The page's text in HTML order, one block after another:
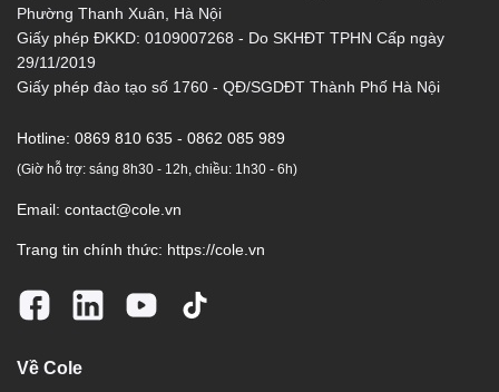
Phường Thanh Xuân, Hà Nội
Giấy phép ĐKKD: 0109007268 - Do SKHĐT TPHN Cấp ngày
29/11/2019
Giấy phép đào tạo số 1760 - QĐ/SGDĐT Thành Phố Hà Nội
Hotline: 0869 810 635 - 0862 085 989
(Giờ hỗ trợ: sáng 8h30 - 12h, chiều: 1h30 - 6h)
Email: contact@cole.vn
Trang tin chính thức: https://cole.vn
Về Cole